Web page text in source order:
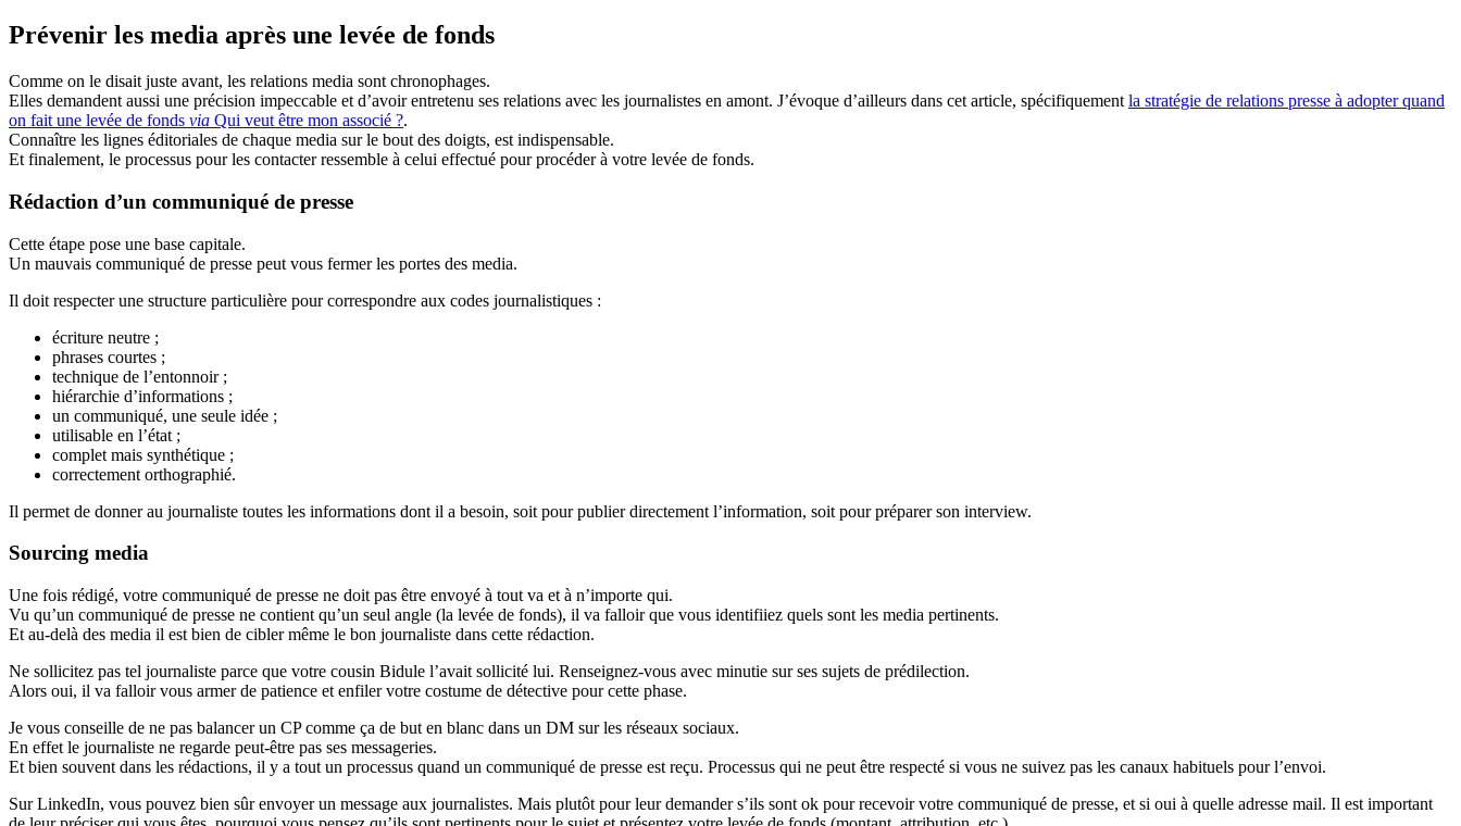
Prévenir les media après une levée de fonds
Comme on le disait juste avant, les relations media sont chronophages.
Elles demandent aussi une précision impeccable et d’avoir entretenu ses relations avec les journalistes en amont. J’évoque d’ailleurs dans cet article, spécifiquement la stratégie de relations presse à adopter quand
on fait une levée de fonds via Qui veut être mon associé ?.
Connaître les lignes éditoriales de chaque media sur le bout des doigts, est indispensable.
Et finalement, le processus pour les contacter ressemble à celui effectué pour procéder à votre levée de fonds.
Rédaction d’un communiqué de presse
Cette étape pose une base capitale.
Un mauvais communiqué de presse peut vous fermer les portes des media.
Il doit respecter une structure particulière pour correspondre aux codes journalistiques :
écriture neutre ;
phrases courtes ;
technique de l’entonnoir ;
hiérarchie d’informations ;
un communiqué, une seule idée ;
utilisable en l’état ;
complet mais synthétique ;
correctement orthographié.
Il permet de donner au journaliste toutes les informations dont il a besoin, soit pour publier directement l’information, soit pour préparer son interview.
Sourcing media
Une fois rédigé, votre communiqué de presse ne doit pas être envoyé à tout va et à n’importe qui.
Vu qu’un communiqué de presse ne contient qu’un seul angle (la levée de fonds), il va falloir que vous identifiiez quels sont les media pertinents.
Et au-delà des media il est bien de cibler même le bon journaliste dans cette rédaction.
Ne sollicitez pas tel journaliste parce que votre cousin Bidule l’avait sollicité lui. Renseignez-vous avec minutie sur ses sujets de prédilection.
Alors oui, il va falloir vous armer de patience et enfiler votre costume de détective pour cette phase.
Je vous conseille de ne pas balancer un CP comme ça de but en blanc dans un DM sur les réseaux sociaux.
En effet le journaliste ne regarde peut-être pas ses messageries.
Et bien souvent dans les rédactions, il y a tout un processus quand un communiqué de presse est reçu. Processus qui ne peut être respecté si vous ne suivez pas les canaux habituels pour l’envoi.
Sur LinkedIn, vous pouvez bien sûr envoyer un message aux journalistes. Mais plutôt pour leur demander s’ils sont ok pour recevoir votre communiqué de presse, et si oui à quelle adresse mail. Il est important